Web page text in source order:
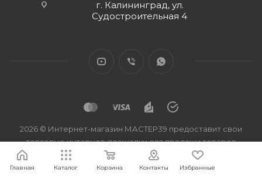
г. Калининград, ул.
Судостроительная 4
2026 © Интернет-магазин МАСТЕР39 предоставит свои
торговые интернет-площадки для продажи товаров
строительного и бытового назначения и сопутствующие им.
Главная Каталог Корзина Контакты Избранные